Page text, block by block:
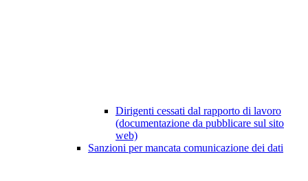
Dirigenti cessati dal rapporto di lavoro
(documentazione da pubblicare sul sito
web)
Sanzioni per mancata comunicazione dei dati